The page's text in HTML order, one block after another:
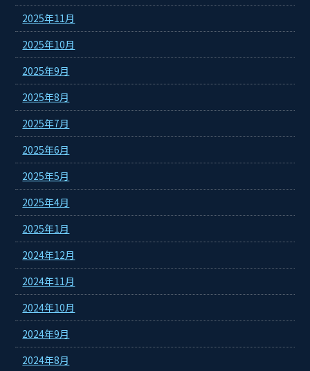
2025年11月
2025年10月
2025年9月
2025年8月
2025年7月
2025年6月
2025年5月
2025年4月
2025年1月
2024年12月
2024年11月
2024年10月
2024年9月
2024年8月